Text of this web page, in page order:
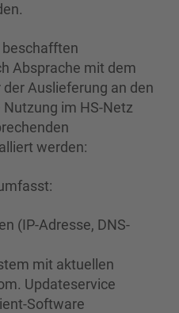
beschafften
Absprache mit dem
Auslieferung an den
im HS-Netz
werden:
(IP-Adresse, DNS-
mit aktuellen
Updateservice
Software